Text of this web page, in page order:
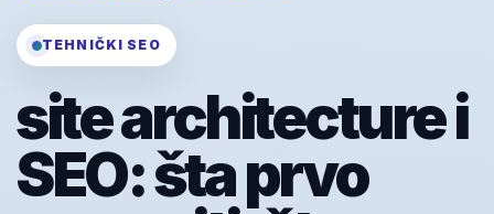
TEHNIČKI SEO
site architecture i
SEO: šta prvo